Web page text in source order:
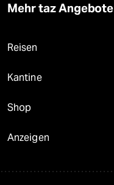
Mehr taz Angebote
Reisen
Kantine
Shop
Anzeigen